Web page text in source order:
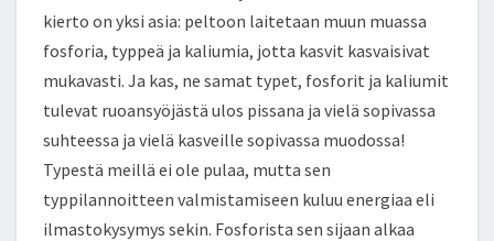
kierto on yksi asia: peltoon laitetaan muun muassa
fosforia, typpeä ja kaliumia, jotta kasvit kasvaisivat
mukavasti. Ja kas, ne samat typet, fosforit ja kaliumit
tulevat ruoansyöjästä ulos pissana ja vielä sopivassa
suhteessa ja vielä kasveille sopivassa muodossa!
Typestä meillä ei ole pulaa, mutta sen
typpilannoitteen valmistamiseen kuluu energiaa eli
ilmastokysymys sekin. Fosforista sen sijaan alkaa